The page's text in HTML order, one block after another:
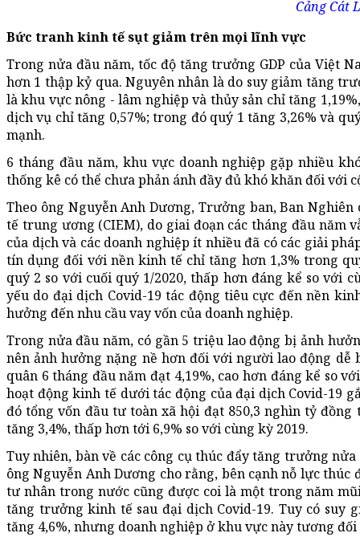
Cảng Cát
Bức tranh kinh tế sụt giảm trên mọi lĩnh vực
Trong nửa đầu năm, tốc độ tăng trưởng GDP của Việt
hơn 1 thập kỷ qua. Nguyên nhân là do suy giảm tăng
là khu vực nông - lâm nghiệp và thủy sản chỉ tăng
dịch vụ chỉ tăng 0,57%; trong đó quý 1 tăng 3,26% và
mạnh.
6 tháng đầu năm, khu vực doanh nghiệp gặp nhiều
thống kê có thể chưa phản ánh đầy đủ khó khăn đối với
Theo ông Nguyễn Anh Dương, Trưởng ban, Ban
tế trung ương (CIEM), do giai đoạn các tháng đầu năm
của dịch và các doanh nghiệp ít nhiều đã có các giải
tín dụng đối với nền kinh tế chỉ tăng hơn 1,3% trong
quý 2 so với cuối quý 1/2020, thấp hơn đáng kể so với
yếu do đại dịch Covid-19 tác động tiêu cực đến nền
hưởng đến nhu cầu vay vốn của doanh nghiệp.
Trong nửa đầu năm, có gần 5 triệu lao động bị ảnh
nên ảnh hưởng nặng nề hơn đối với người lao động
quân 6 tháng đầu năm đạt 4,19%, cao hơn đáng kể so
hoạt động kinh tế dưới tác động của đại dịch Covid-19
đó tổng vốn đầu tư toàn xã hội đạt 850,3 nghìn tỷ
tăng 3,4%, thấp hơn tới 6,9% so với cùng kỳ 2019.
Tuy nhiên, bàn về các công cụ thúc đẩy tăng trưởng
ông Nguyễn Anh Dương cho rằng, bên cạnh nỗ lực
tư nhân trong nước cũng được coi là một trong năm
tăng trưởng kinh tế sau đại dịch Covid-19. Tuy có
tăng 4,6%, nhưng doanh nghiệp ở khu vực này tương